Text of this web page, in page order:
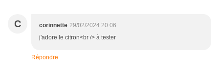
C corinnette 29/02/2024 20:06
j'adore le citron<br /> à tester
Répondre